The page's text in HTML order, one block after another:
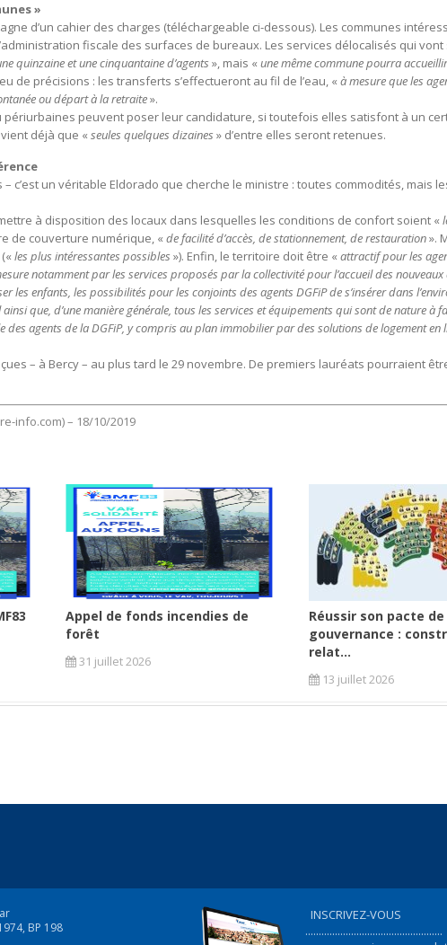
»
d’un cahier des charges (téléchargeable ci-dessous). Les communes
fiscale des surfaces de bureaux. Les services délocalisés qui vont
quinzaine et une cinquantaine d’agents », mais « une même commune pourra
de précisions : les transferts s’effectueront au fil de l’eau, « à mesure que les
ou départ à la retraite».
périurbaines peuvent poser leur candidature, si toutefois elles satisfont à un
déjà que « seules quelques dizaines » d’entre elles seront retenues.
c’est un véritable Eldorado que cherche le ministre : toutes commodités, mais
à disposition des locaux dans lesquelles les conditions de confort soient «
de couverture numérique, « de facilité d’accès, de stationnement, de restauration».
les plus intéressantes possibles »). Enfin, le territoire doit être « attractif pour les
notamment par les services proposés par la collectivité pour l’accueil des
les enfants, les possibilités pour les conjoints des agents DGFiP de s’insérer dans
que, d’une manière générale, tous les services et équipements qui sont de nature à
des agents de la DGFiP, y compris au plan immobilier par des solutions de logement en
– à Bercy – au plus tard le 29 novembre. De premiers lauréats pourraient
info.com) – 18/10/2019
Appel de fonds incendies de
forêt
31 juillet 2026
Réussir son pacte de
gouvernance :
relat...
13 juillet 2026
BP 198
INSCRIVEZ-VOUS
...................................................